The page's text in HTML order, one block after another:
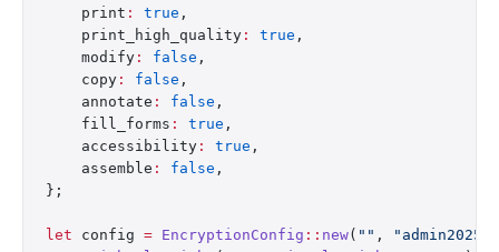
    print
: true ,
    print_high_quality
: true ,
    modify
: false ,
    copy
: false ,
    annotate
: false ,
    fill_forms
: true ,
    accessibility
: true ,
    assemble
: false ,
};
let config = EncryptionConfig :: new( "" , "admin2025"